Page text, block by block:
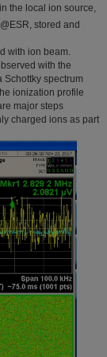
the local ion source,
stored and
with ion beam.
with the
spectrum
ionization profile
major steps
charged ions as part